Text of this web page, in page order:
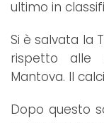
ultimo in
Si è salvata la
rispetto alle
Mantova. Il
Dopo questo